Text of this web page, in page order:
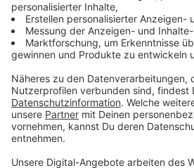
Zum Newsletter
Du möchtest uns